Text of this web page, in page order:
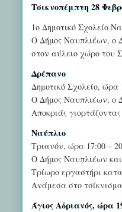
Τσικνοπέμπτη 28
1ο Δημοτικό Σχολείο
Ο Δήμος Ναυπλιέων, ο
στον αύλειο χώρο του
Δρέπανο
Δημοτικό Σχολείο, ώρα
Ο Δήμος Ναυπλιέων, ο
Αποκριάς
Ναύπλιο
Τριανόν, ώρα 17:00 –
Ο Δήμος Ναυπλιέων
Τρίωρο εργαστήρι
Ανάμεσα στο
Άγιος Αδριανός, ώρα